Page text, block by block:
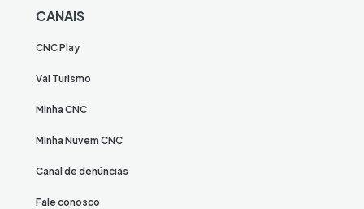
CANAIS
CNC Play
Vai Turismo
Minha CNC
Minha Nuvem CNC
Canal de denúncias
Fale conosco